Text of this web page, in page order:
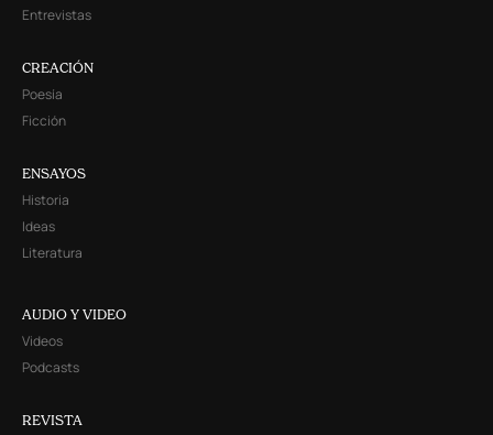
Entrevistas
CREACIÓN
Poesía
Ficción
ENSAYOS
Historia
Ideas
Literatura
AUDIO Y VIDEO
Videos
Podcasts
REVISTA